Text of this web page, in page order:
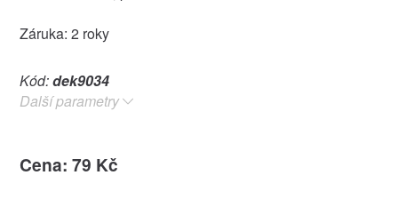
Záruka: 2 roky
Kód:dek9034
Další parametry
Cena: 79 Kč